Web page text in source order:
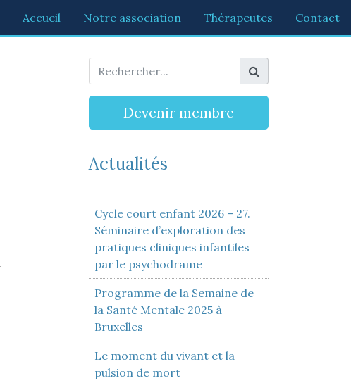
Accueil Notre association Thérapeutes Contact
Devenir membre
Actualités
Cycle court enfant 2026 – 27.
Séminaire d’exploration des
pratiques cliniques infantiles
par le psychodrame
Programme de la Semaine de
la Santé Mentale 2025 à
Bruxelles
Le moment du vivant et la
pulsion de mort